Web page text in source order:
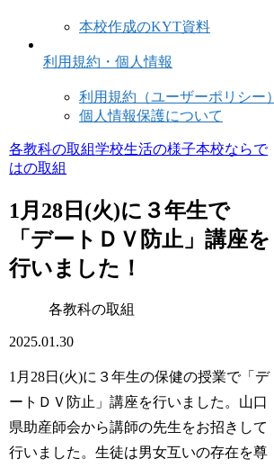
本校作成のKYT資料
利用規約・個人情報
利用規約（ユーザーポリシー）
個人情報保護について
各教科の取組学校生活の様子本校ならで
はの取組
1月28日(火)に３年生で
「デートＤＶ防止」講座を
行いました！
各教科の取組
2025.01.30
1月28日(火)に３年生の保健の授業で「デ
ートＤＶ防止」講座を行いました。山口
県助産師会から講師の先生をお招きして
行いました。生徒は男女互いの存在を尊